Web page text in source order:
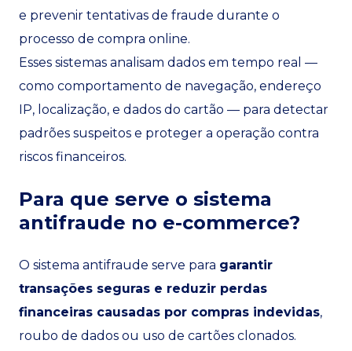
e prevenir tentativas de fraude durante o
processo de compra online.
Esses sistemas analisam dados em tempo real —
como comportamento de navegação, endereço
IP, localização, e dados do cartão — para detectar
padrões suspeitos e proteger a operação contra
riscos financeiros.
Para que serve o sistema
antifraude no e-commerce?
O sistema antifraude serve para garantir
transações seguras e reduzir perdas
financeiras causadas por compras indevidas,
roubo de dados ou uso de cartões clonados.